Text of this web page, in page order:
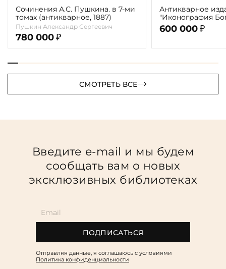
Сочинения А.С. Пушкина. в 7-ми
томах (антикварное, 1887)
Пушкин Александр Сергеевич
780 000 ₽
Антикварное
"Иконография
г. (в 2-х томах с
автора)
600 000 ₽
СМОТРЕТЬ ВСЕ
Введите e-mail и мы будем
сообщать вам о новых
эксклюзивных библиотеках
ПОДПИСАТЬСЯ
Отправляя данные, я соглашаюсь c условиями
Политика конфиденциальности